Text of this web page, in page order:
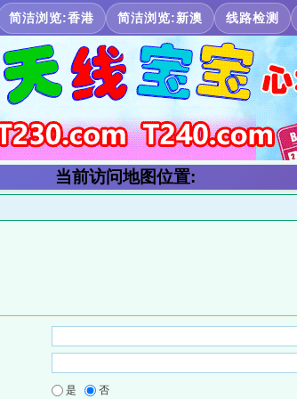
简洁浏览:香港 简洁浏览:新澳 线路检测
当前访问地图位置:
是 否